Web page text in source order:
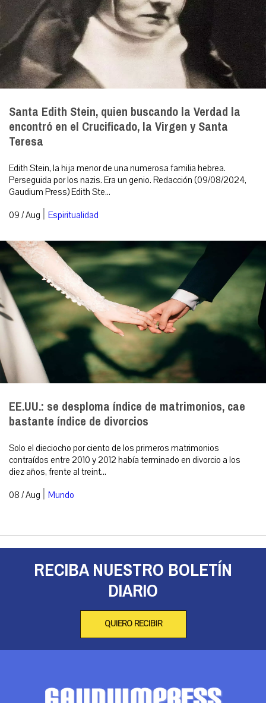
Santa Edith Stein, quien buscando la Verdad la
encontró en el Crucificado, la Virgen y Santa
Teresa
Edith Stein, la hija menor de una numerosa familia hebrea.
Perseguida por los nazis. Era un genio. Redacción (09/08/2024,
Gaudium Press) Edith Ste...
09 / Aug | Espiritualidad
EE.UU.: se desploma índice de matrimonios, cae
bastante índice de divorcios
Solo el dieciocho por ciento de los primeros matrimonios
contraídos entre 2010 y 2012 había terminado en divorcio a los
diez años, frente al treint...
08 / Aug | Mundo
RECIBA NUESTRO BOLETÍN
DIARIO
QUIERO RECIBIR